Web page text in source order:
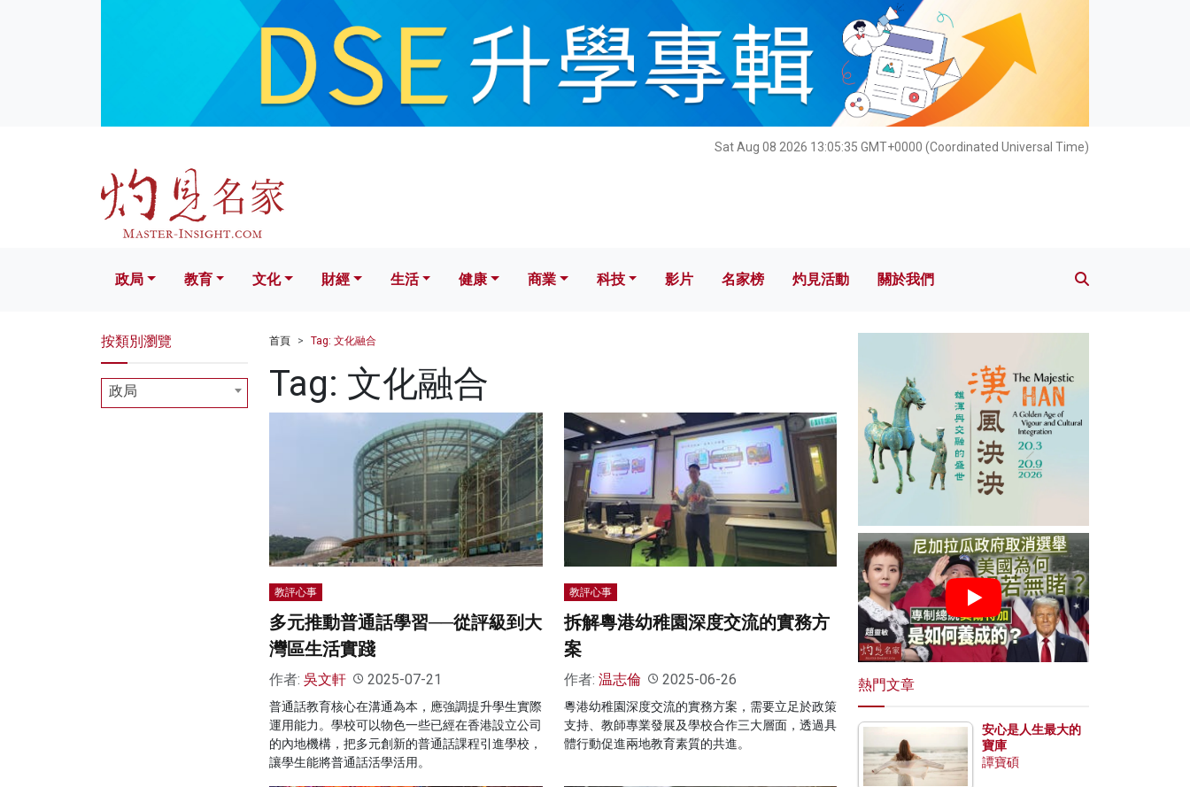
Sat Aug 08 2026 13:05:36 GMT+0000 (Coordinated Universal Time)
文化 財經 生活 健康 科技 影片 名家榜 灼見活動 關於我們
政局 教育 文化 財經 生活 健康 商業 科技 影片 名家榜 灼見活動 關於我們
首頁 Tag: 文化融合
Tag: 文化融合
教評心事
多元推動普通話學習──從評級到大
灣區生活實踐
作者: 吳文軒 2025-07-21
普通話教育核心在溝通為本，應強調提升學生實際
運用能力。學校可以物色一些已經在香港設立公司
的內地機構，把多元創新的普通話課程引進學校，
讓學生能將普通話活學活用。
教評心事
拆解粵港幼稚園深度交流的實務方
案
作者: 温志倫 2025-06-26
粵港幼稚園深度交流的實務方案，需要立足於政策
支持、教師專業發展及學校合作三大層面，透過具
體行動促進兩地教育素質的共進。
按類別瀏覽
政局
熱門文章
安心是人生最大的
寶庫
譚寶碩